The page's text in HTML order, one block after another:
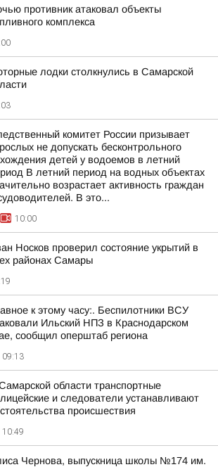
противник атаковал объекты
комплекса
лодки столкнулись в Самарской
комитет России призывает
не допускать бесконтрольного
детей у водоемов в летний
В летний период на водных объектах
возрастает активность граждан
В это...
10:00
Носков проверил состояние укрытий в
районах Самары
к этому часу:. Беспилотники ВСУ
Ильский НПЗ в Краснодарском
сообщил оперштаб региона
09:13
области транспортные
и следователи устанавливают
происшествия
10:49
Чернова, выпускница школы №174 им.